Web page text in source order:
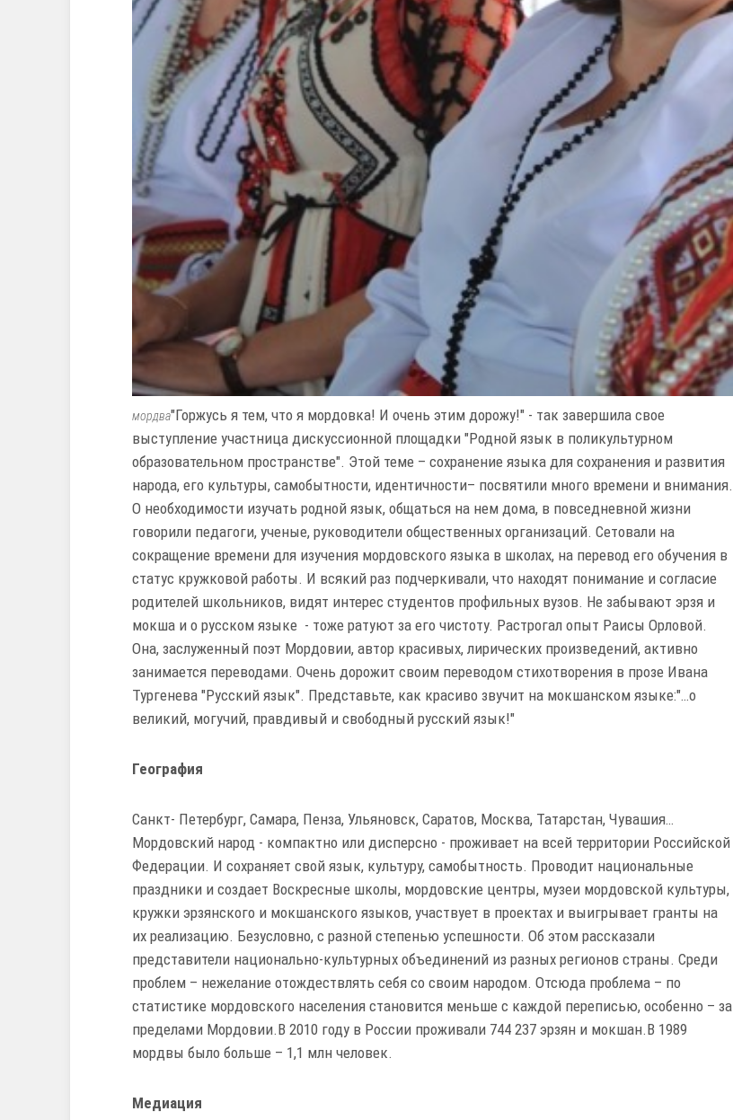
мордва"Горжусь я тем, что я мордовка! И очень этим дорожу!" - так завершила свое
выступление участница дискуссионной площадки "Родной язык в поликультурном
образовательном пространстве". Этой теме – сохранение языка для сохранения и развития
народа, его культуры, самобытности, идентичности– посвятили много времени и внимания.
О необходимости изучать родной язык, общаться на нем дома, в повседневной жизни
говорили педагоги, ученые, руководители общественных организаций. Сетовали на
сокращение времени для изучения мордовского языка в школах, на перевод его обучения в
статус кружковой работы. И всякий раз подчеркивали, что находят понимание и согласие
родителей школьников, видят интерес студентов профильных вузов. Не забывают эрзя и
мокша и о русском языке - тоже ратуют за его чистоту. Растрогал опыт Раисы Орловой.
Она, заслуженный поэт Мордовии, автор красивых, лирических произведений, активно
занимается переводами. Очень дорожит своим переводом стихотворения в прозе Ивана
Тургенева "Русский язык". Представьте, как красиво звучит на мокшанском языке:"…о
великий, могучий, правдивый и свободный русский язык!"
География
Санкт- Петербург, Самара, Пенза, Ульяновск, Саратов, Москва, Татарстан, Чувашия…
Мордовский народ - компактно или дисперсно - проживает на всей территории Российской
Федерации. И сохраняет свой язык, культуру, самобытность. Проводит национальные
праздники и создает Воскресные школы, мордовские центры, музеи мордовской культуры,
кружки эрзянского и мокшанского языков, участвует в проектах и выигрывает гранты на
их реализацию. Безусловно, с разной степенью успешности. Об этом рассказали
представители национально-культурных объединений из разных регионов страны. Среди
проблем – нежелание отождествлять себя со своим народом. Отсюда проблема – по
статистике мордовского населения становится меньше с каждой переписью, особенно – за
пределами Мордовии.В 2010 году в России проживали 744 237 эрзян и мокшан.В 1989
мордвы было больше – 1,1 млн человек.
Медиация